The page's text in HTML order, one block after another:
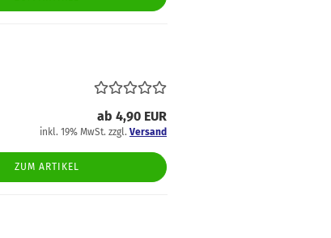
ab 4,90 EUR
inkl. 19% MwSt. zzgl. Versand
ZUM ARTIKEL